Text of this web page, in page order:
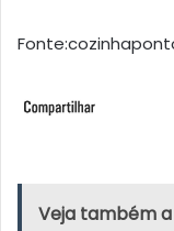
Veja também